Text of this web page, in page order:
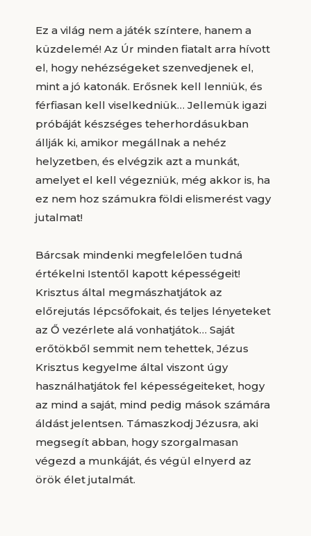
Ez a világ nem a játék színtere, hanem a
küzdelemé! Az Úr minden fiatalt arra hívott
el, hogy nehézségeket szenvedjenek el,
mint a jó katonák. Erősnek kell lenniük, és
férfiasan kell viselkedniük… Jellemük igazi
próbáját készséges teherhordásukban
állják ki, amikor megállnak a nehéz
helyzetben, és elvégzik azt a munkát,
amelyet el kell végezniük, még akkor is, ha
ez nem hoz számukra földi elismerést vagy
jutalmat!
Bárcsak mindenki megfelelően tudná
értékelni Istentől kapott képességeit!
Krisztus által megmászhatjátok az
előrejutás lépcsőfokait, és teljes lényeteket
az Ő vezérlete alá vonhatjátok… Saját
erőtökből semmit nem tehettek, Jézus
Krisztus kegyelme által viszont úgy
használhatjátok fel képességeiteket, hogy
az mind a saját, mind pedig mások számára
áldást jelentsen. Támaszkodj Jézusra, aki
megsegít abban, hogy szorgalmasan
végezd a munkáját, és végül elnyerd az
örök élet jutalmát.